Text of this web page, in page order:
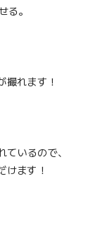
る。
撮れます！
ているので、
けます！